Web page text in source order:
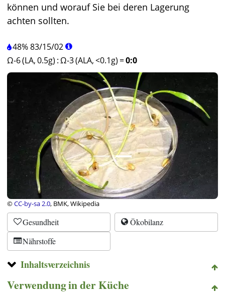
können und worauf Sie bei deren Lagerung
achten sollten.
48%83/15/02
Ω-6 (LA, 0.5g) :Ω-3 (ALA, <0.1g) =0:0
©CC-by-sa 2.0, BMK, Wikipedia
Gesundheit
Ökobilanz
Nährstoffe
Inhaltsverzeichnis
Verwendung in der Küche